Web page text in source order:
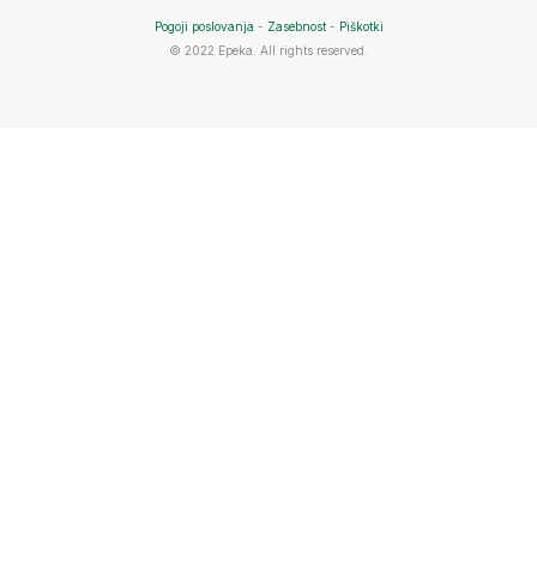
Pogoji poslovanja - Zasebnost- Piškotki
© 2022 Epeka. All rights reserved.